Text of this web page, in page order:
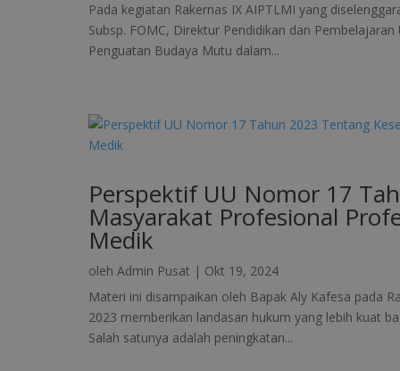
Pada kegiatan Rakernas IX AIPTLMI yang
Subsp. FOMC, Direktur Pendidikan dan
Penguatan Budaya Mutu dalam...
Perspektif UU Nomor 17
Masyarakat Profesional
Medik
oleh Admin Pusat | Okt 19, 2024
Materi ini disampaikan oleh Bapak Aly Kafesa pada
2023 memberikan landasan hukum yang lebih kuat
Salah satunya adalah peningkatan...